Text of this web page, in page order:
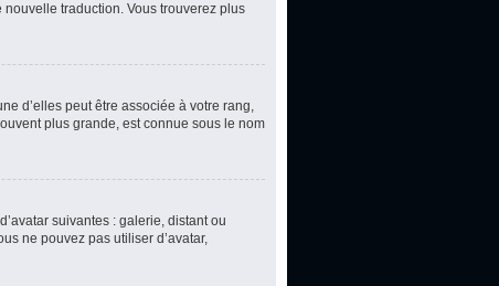
nouvelle traduction. Vous trouverez plus
d’elles peut être associée à votre rang,
plus grande, est connue sous le nom
suivantes : galerie, distant ou
ne pouvez pas utiliser d’avatar,